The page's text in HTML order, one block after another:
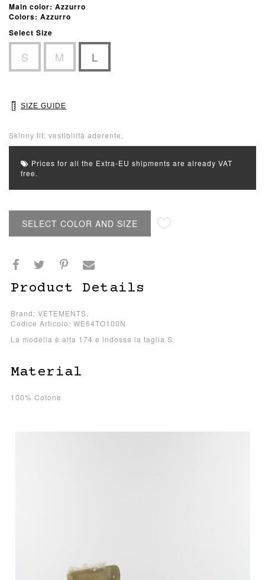
Main color: Azzurro
Colors: Azzurro
Select Size
S M L
SIZE GUIDE
Skinny fit: vestibilità aderente.
Prices for all the Extra-EU shipments are already VAT
free.
SELECT COLOR AND SIZE
Product Details
Brand: VETEMENTS.
Codice Articolo: WE64TO100N
La modella è alta 174 e indossa la taglia S.
Material
100% Cotone